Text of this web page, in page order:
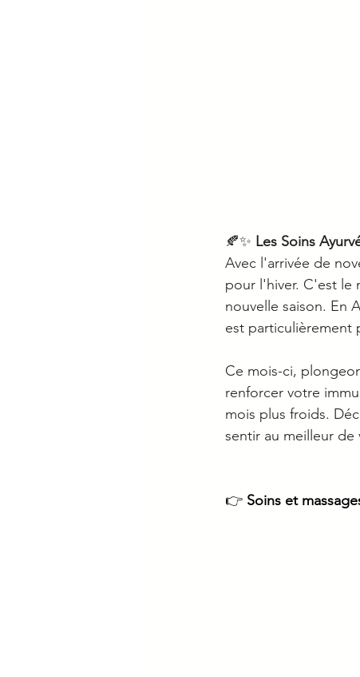
🍂✨ Les Soins
Avec l'arrivée de
pour l'hiver. C'est le
nouvelle saison. En
est particulièrement
Ce mois-ci,
renforcer votre
mois plus froids.
sentir au meilleur de
👉 Soins et